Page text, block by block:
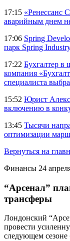
17:15 «Ренессанс
аварийным днем
17:06 Spring
парк Spring
17:22 Бухгалтер в
компания
специалиста
15:52 Юрист
включению в
13:45 Тысячи
оптимизации
Вернуться на
Финансы 24
“Арсенал”
трансферы
Лондонский
провести
следующем сезоне